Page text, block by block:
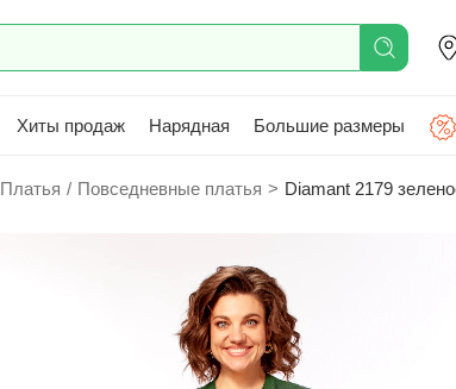
Хиты продаж Нарядная Большие размеры
Платья / Повседневные платья > Diamant 2179